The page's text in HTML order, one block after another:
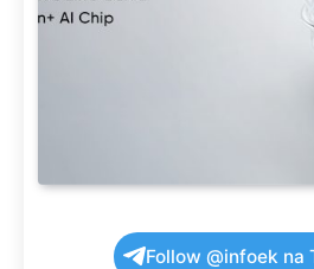
Follow @infoek na